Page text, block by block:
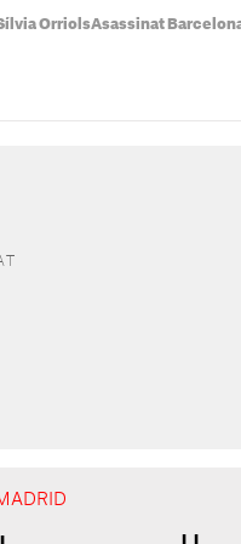
OrriolsAsassinat